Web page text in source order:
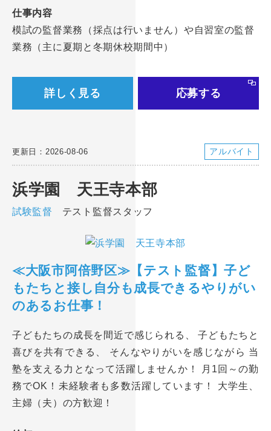
仕事内容
模試の監督業務（採点は行いません）や自習室の監督
業務（主に夏期と冬期休校期間中）
詳しく見る 応募する
更新日：2026-08-06 アルバイト
浜学園 天王寺本部
試験監督 テスト監督スタッフ
≪大阪市阿倍野区≫【テスト監督】子ど
もたちと接し自分も成長できるやりがい
のあるお仕事！
子どもたちの成長を間近で感じられる、 子どもたちと
喜びを共有できる、 そんなやりがいを感じながら 当
塾を支える力となって活躍しませんか！ 月1回～の勤
務でOK！未経験者も多数活躍しています！ 大学生、
主婦（夫）の方歓迎！